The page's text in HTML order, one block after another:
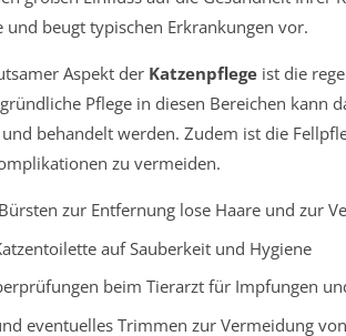
und beugt typischen Erkrankungen vor.
Aspekt der Katzenpflege ist die
Pflege in diesen Bereichen kann
behandelt werden. Zudem ist die
zu vermeiden.
zur Entfernung lose Haare und zur
auf Sauberkeit und Hygiene
beim Tierarzt für Impfungen
eventuelles Trimmen zur Vermeidung